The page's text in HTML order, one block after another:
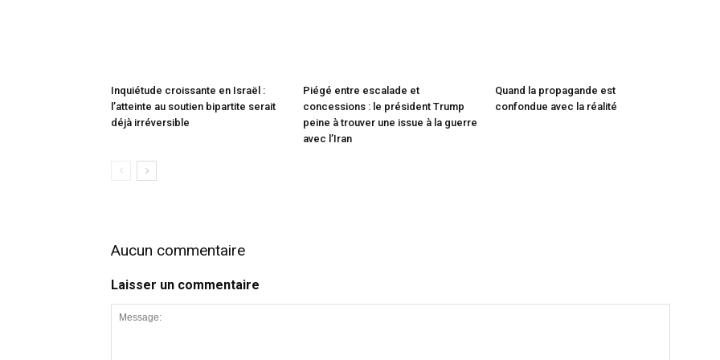
Inquiétude croissante en Israël :
l’atteinte au soutien bipartite serait
déjà irréversible
Piégé entre escalade et
concessions : le président Trump
peine à trouver une issue à la guerre
avec l’Iran
Quand la propagande est
confondue avec la réalité
Aucun commentaire
Laisser un commentaire